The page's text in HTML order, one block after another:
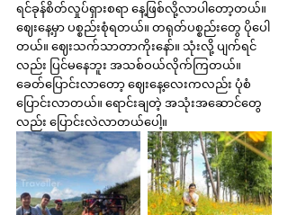
ရင်ခုန်စိတ်လှုပ်ရှားစရာ နေ့ဖြစ်လို့လာပါတော့တယ်။
ဈေးနေ့မှာ ပစ္စည်းစုံရတယ်။ တရုတ်ပစ္စည်းတွေ ပိုပေါ
တယ်။ ဈေးသက်သာတာကိုးနော်။ သုံးလို့ ပျက်ရင်
လည်း ပြင်မနေဘူး အသစ်ဝယ်လိုက်ကြတယ်။
ခေတ်ပြောင်းလာတော့ ဈေးနေ့လေးကလည်း ပုံစံ
ပြောင်းလာတယ်။ ရောင်းချတဲ့ အသုံးအဆောင်တွေ
လည်း ပြောင်းလဲလာတယ်ပေါ့။